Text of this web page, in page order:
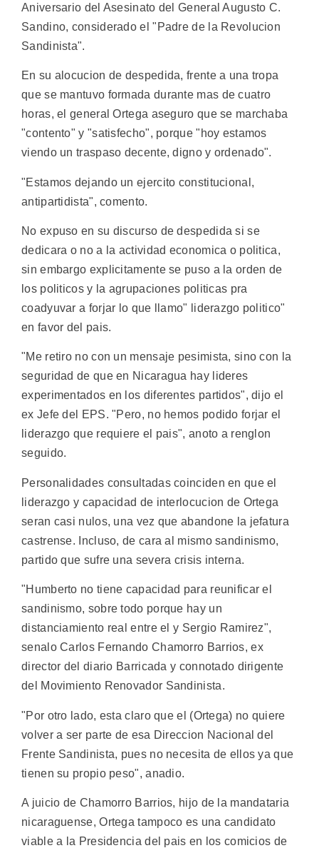
Aniversario del Asesinato del General Augusto C.
Sandino, considerado el "Padre de la Revolucion
Sandinista".
En su alocucion de despedida, frente a una tropa
que se mantuvo formada durante mas de cuatro
horas, el general Ortega aseguro que se marchaba
"contento" y "satisfecho", porque "hoy estamos
viendo un traspaso decente, digno y ordenado".
"Estamos dejando un ejercito constitucional,
antipartidista", comento.
No expuso en su discurso de despedida si se
dedicara o no a la actividad economica o politica,
sin embargo explicitamente se puso a la orden de
los politicos y la agrupaciones politicas pra
coadyuvar a forjar lo que llamo" liderazgo politico"
en favor del pais.
"Me retiro no con un mensaje pesimista, sino con la
seguridad de que en Nicaragua hay lideres
experimentados en los diferentes partidos", dijo el
ex Jefe del EPS. "Pero, no hemos podido forjar el
liderazgo que requiere el pais", anoto a renglon
seguido.
Personalidades consultadas coinciden en que el
liderazgo y capacidad de interlocucion de Ortega
seran casi nulos, una vez que abandone la jefatura
castrense. Incluso, de cara al mismo sandinismo,
partido que sufre una severa crisis interna.
"Humberto no tiene capacidad para reunificar el
sandinismo, sobre todo porque hay un
distanciamiento real entre el y Sergio Ramirez",
senalo Carlos Fernando Chamorro Barrios, ex
director del diario Barricada y connotado dirigente
del Movimiento Renovador Sandinista.
"Por otro lado, esta claro que el (Ortega) no quiere
volver a ser parte de esa Direccion Nacional del
Frente Sandinista, pues no necesita de ellos ya que
tienen su propio peso", anadio.
A juicio de Chamorro Barrios, hijo de la mandataria
nicaraguense, Ortega tampoco es una candidato
viable a la Presidencia del pais en los comicios de